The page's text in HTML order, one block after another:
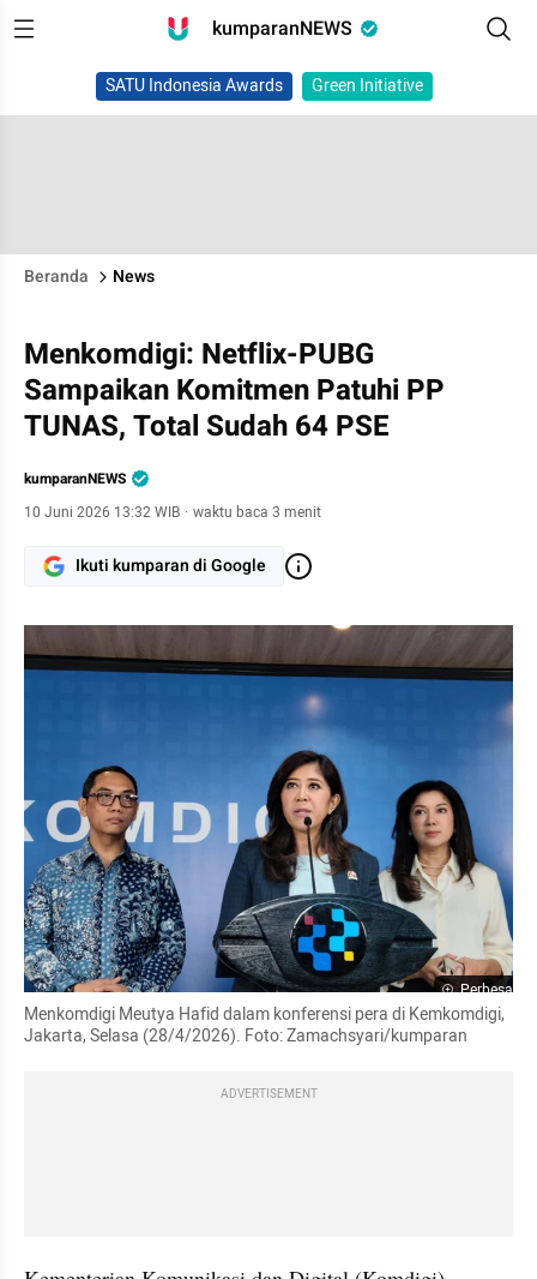
kumparanNEWS
SATU Indonesia Awards Green Initiative
Beranda News
Menkomdigi: Netflix-PUBG
Sampaikan Komitmen Patuhi PP
TUNAS, Total Sudah 64 PSE
kumparanNEWS
10 Juni 2026 13:32 WIB · waktu baca 3 menit
Ikuti kumparan di Google
Perbesar
Menkomdigi Meutya Hafid dalam konferensi pera di Kemkomdigi,
Jakarta, Selasa (28/4/2026). Foto: Zamachsyari/kumparan
ADVERTISEMENT